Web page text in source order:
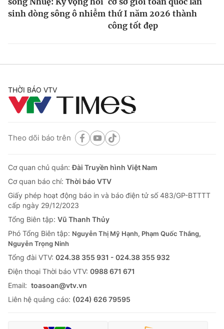
sinh dòng sông ô nhiễm thứ I năm 2026 thành
công tốt đẹp
THỜI BÁO VTV
Theo dõi báo trên
Cơ quan chủ quản:Đài Truyền hình Việt Nam
Cơ quan báo chí: Thời báo VTV
Giấy phép hoạt động báo in và báo điện tử số 483/GP-BTTTT
cấp ngày 29/12/2023
Tổng Biên tập: Vũ Thanh Thủy
Phó Tổng Biên tập: Nguyễn Thị Mỹ Hạnh, Phạm Quốc Thắng,
Nguyễn Trọng Ninh
Tổng đài VTV: 024.38 355 931 - 024.38 355 932
Ðiện thoại Thời báo VTV: 0988 671 671
Email: toasoan@vtv.vn
Liên hệ quảng cáo: (024) 626 79595